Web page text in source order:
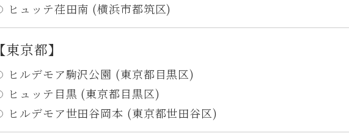
ヒュッテ荏田南 (横浜市都筑区)
【東京都】
ヒルデモア駒沢公園 (東京都目黒区)
ヒュッテ目黒 (東京都目黒区)
ヒルデモア世田谷岡本 (東京都世田谷区)